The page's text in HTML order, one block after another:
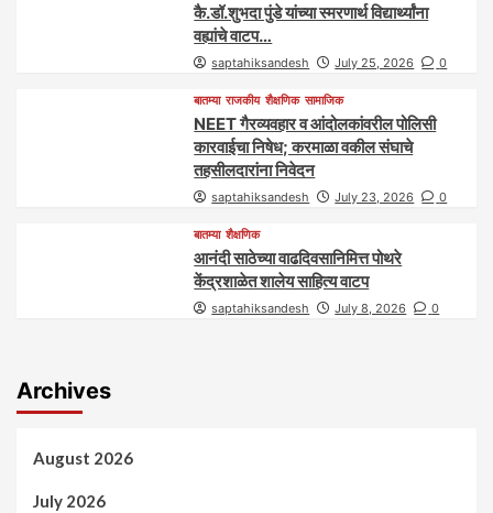
कै.डॉ.शुभदा पुंडे यांच्या स्मरणार्थ विद्यार्थ्यांना
वह्यांचे वाटप…
saptahiksandesh July 25, 2026 0
बातम्या राजकीय शैक्षणिक सामाजिक
NEET गैरव्यवहार व आंदोलकांवरील पोलिसी
कारवाईचा निषेध; करमाळा वकील संघाचे
तहसीलदारांना निवेदन
saptahiksandesh July 23, 2026 0
बातम्या शैक्षणिक
आनंदी साठेच्या वाढदिवसानिमित्त पोथरे
केंद्रशाळेत शालेय साहित्य वाटप
saptahiksandesh July 8, 2026 0
Archives
August 2026
July 2026